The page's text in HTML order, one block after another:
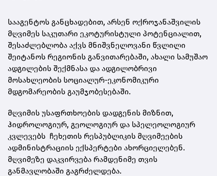
სააგენტოს განცხადებით, არსენ ოქროჯანაშვილის
მღვიმეს საკუთარი ეკოტურისტული პოტენციალით,
შესაძლებლობა აქვს მნიშვნელოვანი წვლილი
შეიტანოს რეგიონის განვითარებაში, ახალი სამუშაო
ადგილების შექმნასა და ადგილობრივი
მოსახლეობის სოციალურ-ეკონომიკური
მდგომარეობის გაუმჯობესებაში.
მღვიმის უსაფრთხოების დადგენის მიზნით,
ჰიდროლოგიურ, გეოლოგიურ და სპელეოლოგიურ
კვლევებს ჩეხეთის რესპუბლიკის მღვიმეების
ადმინისტრაციის ექსპერტები ახორციელებენ.
მღვიმეზე დაკვირვება რამდენიმე თვის
განმავლობაში გაგრძელდება.